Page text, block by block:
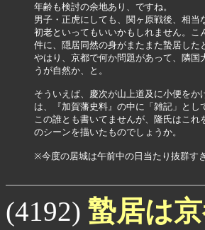
年齢も検討の余地あり、ですね。
男子・正虎にしても、関ヶ原戦後、相当
初老といってもいいかもしれません。こ
件に、隠居同然の身がまたまた蟄居した
やはり、京都で何か問題があって、隣国
うが自然か、と。
そういえば、慶次が山上道及に小便をか
は、『加賀藩史料』の中に「雑記」とし
この誰とも書いてませんが、隆氏はこれ
のシーンを描いたものでしょうか。
※今度の居城は午前中の日当たり抜群す
(4192) 蟄居は京